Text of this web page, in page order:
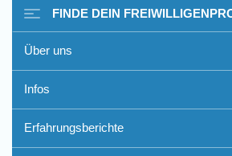
Freiwilligenarbeit
-
FINDE DEIN
Über uns
Infos
Erfahrungsberichte